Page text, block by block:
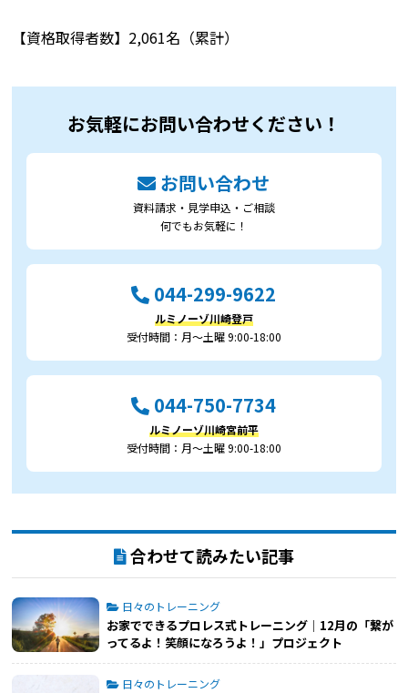
【資格取得者数】2,061名（累計）
お気軽にお問い合わせください！
お問い合わせ
資料請求・見学申込・ご相談
何でもお気軽に！
044-299-9622
ルミノーゾ川崎登戸
受付時間：月～土曜 9:00-18:00
044-750-7734
ルミノーゾ川崎宮前平
受付時間：月～土曜 9:00-18:00
合わせて読みたい記事
日々のトレーニング
お家でできるプロレス式トレーニング│12月の「繋が
ってるよ！笑顔になろうよ！」プロジェクト
日々のトレーニング